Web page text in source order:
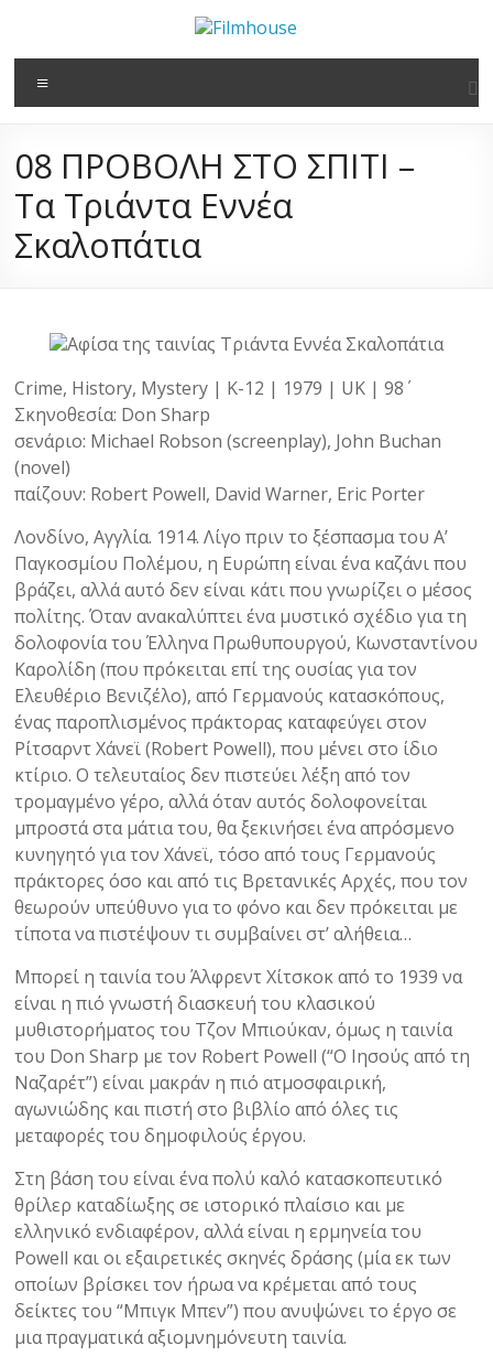
περιεχόμενο
Filmhouse
Νέα
Λέσχη
Καλαμάτας
08 ΠΡΟΒΟΛΗ ΣΤΟ ΣΠΙΤΙ –
Τα Τριάντα Εννέα
Σκαλοπάτια
Crime, History, Mystery | K-12 | 1979 | UK | 98΄
Σκηνοθεσία: Don Sharp
σενάριο: Michael Robson (screenplay), John Buchan
(novel)
παίζουν: Robert Powell, David Warner, Eric Porter
Λονδίνο, Αγγλία. 1914. Λίγο πριν το ξέσπασμα του Α’
Παγκοσμίου Πολέμου, η Ευρώπη είναι ένα καζάνι που
βράζει, αλλά αυτό δεν είναι κάτι που γνωρίζει ο μέσος
πολίτης. Όταν ανακαλύπτει ένα μυστικό σχέδιο για τη
δολοφονία του Έλληνα Πρωθυπουργού, Κωνσταντίνου
Καρολίδη (που πρόκειται επί της ουσίας για τον
Ελευθέριο Βενιζέλο), από Γερμανούς κατασκόπους,
ένας παροπλισμένος πράκτορας καταφεύγει στον
Ρίτσαρντ Χάνεϊ (Robert Powell), που μένει στο ίδιο
κτίριο. Ο τελευταίος δεν πιστεύει λέξη από τον
τρομαγμένο γέρο, αλλά όταν αυτός δολοφονείται
μπροστά στα μάτια του, θα ξεκινήσει ένα απρόσμενο
κυνηγητό για τον Χάνεϊ, τόσο από τους Γερμανούς
πράκτορες όσο και από τις Βρετανικές Αρχές, που τον
θεωρούν υπεύθυνο για το φόνο και δεν πρόκειται με
τίποτα να πιστέψουν τι συμβαίνει στ’ αλήθεια…
Μπορεί η ταινία του Άλφρεντ Χίτσκοκ από το 1939 να
είναι η πιό γνωστή διασκευή του κλασικού
μυθιστορήματος του Τζον Μπιούκαν, όμως η ταινία
του Don Sharp με τον Robert Powell (“Ο Ιησούς από τη
Ναζαρέτ”) είναι μακράν η πιό ατμοσφαιρική,
αγωνιώδης και πιστή στο βιβλίο από όλες τις
μεταφορές του δημοφιλούς έργου.
Στη βάση του είναι ένα πολύ καλό κατασκοπευτικό
θρίλερ καταδίωξης σε ιστορικό πλαίσιο και με
ελληνικό ενδιαφέρον, αλλά είναι η ερμηνεία του
Powell και οι εξαιρετικές σκηνές δράσης (μία εκ των
οποίων βρίσκει τον ήρωα να κρέμεται από τους
δείκτες του “Μπιγκ Μπεν”) που ανυψώνει το έργο σε
μια πραγματικά αξιομνημόνευτη ταινία.